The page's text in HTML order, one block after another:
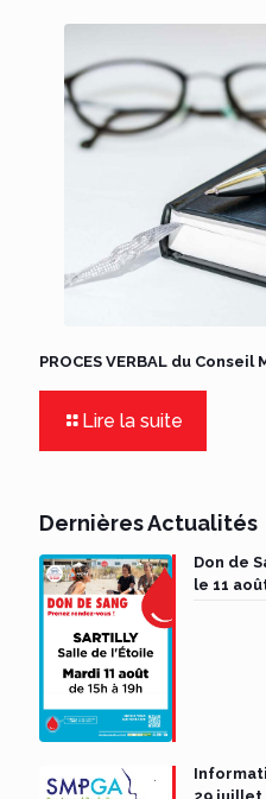
PROCES VERBAL du
Lire la suite
Dernières Actualités
Don de
le 11